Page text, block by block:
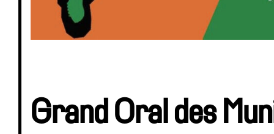
Grand Oral des